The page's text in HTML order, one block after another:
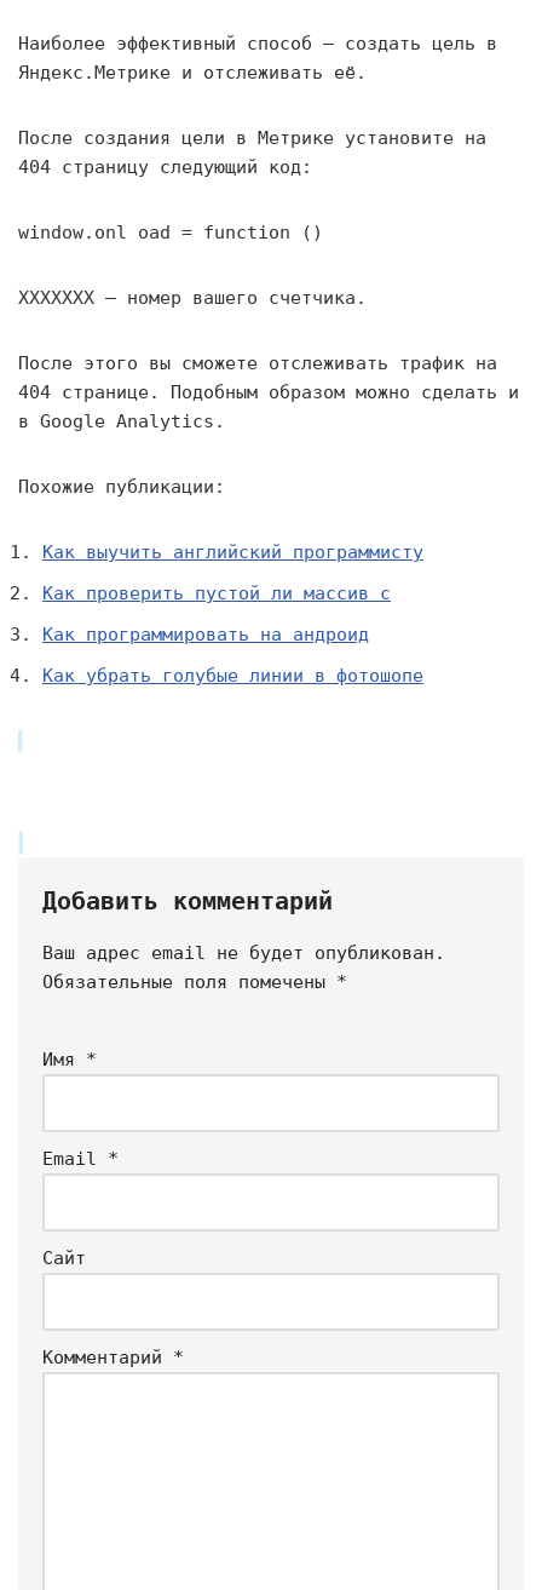
Наиболее эффективный способ — создать цель в
Яндекс.Метрике и отслеживать её.
После создания цели в Метрике установите на
404 страницу следующий код:
window.onl oad = function ()
XXXXXXX — номер вашего счетчика.
После этого вы сможете отслеживать трафик на
404 странице. Подобным образом можно сделать и
в Google Analytics.
Похожие публикации:
Как выучить английский программисту
Как проверить пустой ли массив c
Как программировать на андроид
Как убрать голубые линии в фотошопе
Добавить комментарий
Ваш адрес email не будет опубликован.
Обязательные поля помечены *
Имя *
Email *
Сайт
Комментарий *